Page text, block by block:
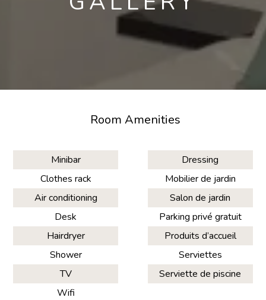
Room Amenities
Minibar
Clothes rack
Air conditioning
Desk
Hairdryer
Shower
TV
Wifi
Dressing
Mobilier de jardin
Salon de jardin
Parking privé gratuit
Produits d’accueil
Serviettes
Serviette de piscine